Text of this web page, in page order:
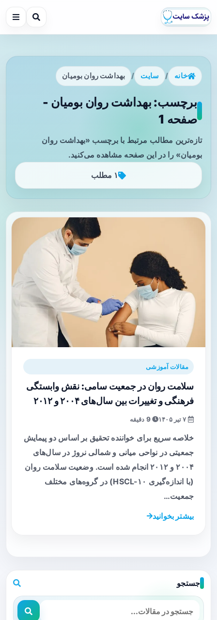
خانه / سایت / بهداشت روان بومیان
برچسب: بهداشت روان بومیان -
صفحه 1
تازه‌ترین مطالب مرتبط با برچسب «بهداشت روان
بومیان» را در این صفحه مشاهده می‌کنید.
۱ مطلب
مقالات آموزشی
سلامت روان در جمعیت سامی: نقش وابستگی
فرهنگی و تغییرات بین سال‌های ۲۰۰۴ و ۲۰۱۲
9 دقیقه
خلاصه سریع برای خواننده تحقیق بر اساس دو پیمایش
جمعیتی در نواحی میانی و شمالی نروژ در سال‌های
۲۰۰۴ و ۲۰۱۲ انجام شده است. وضعیت سلامت روان
(با اندازه‌گیری HSCL-۱۰) در گروه‌های مختلف
جمعیت…
بیشتر بخوانید
جستجو